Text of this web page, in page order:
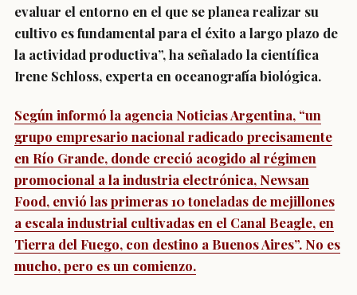
evaluar el entorno en el que se planea realizar su
cultivo es fundamental para el éxito a largo plazo de
la actividad productiva”, ha señalado la científica
Irene Schloss, experta en oceanografía biológica.
Según informó la agencia Noticias Argentina, “un
grupo empresario nacional radicado precisamente
en Río Grande, donde creció acogido al régimen
promocional a la industria electrónica, Newsan
Food, envió las primeras 10 toneladas de mejillones
a escala industrial cultivadas en el Canal Beagle, en
Tierra del Fuego, con destino a Buenos Aires”. No es
mucho, pero es un comienzo.